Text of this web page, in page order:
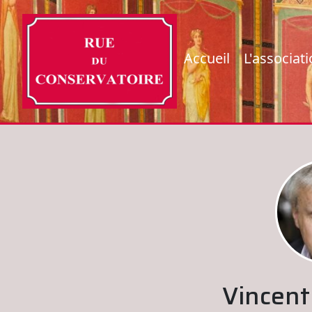
Accueil
Vincent